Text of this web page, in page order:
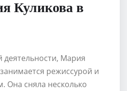
Куликова в
Мария
режиссурой и
Она сняла несколько